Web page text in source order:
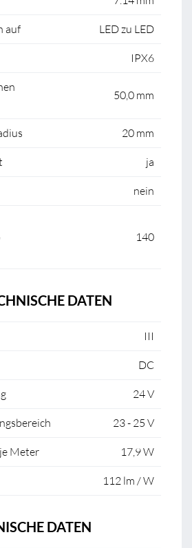
auf LED zu LED
IPX6
50,0 mm
20 mm
ja
nein
140
DATEN
III
DC
24 V
23 - 25 V
Meter 17,9 W
112 lm / W
DATEN